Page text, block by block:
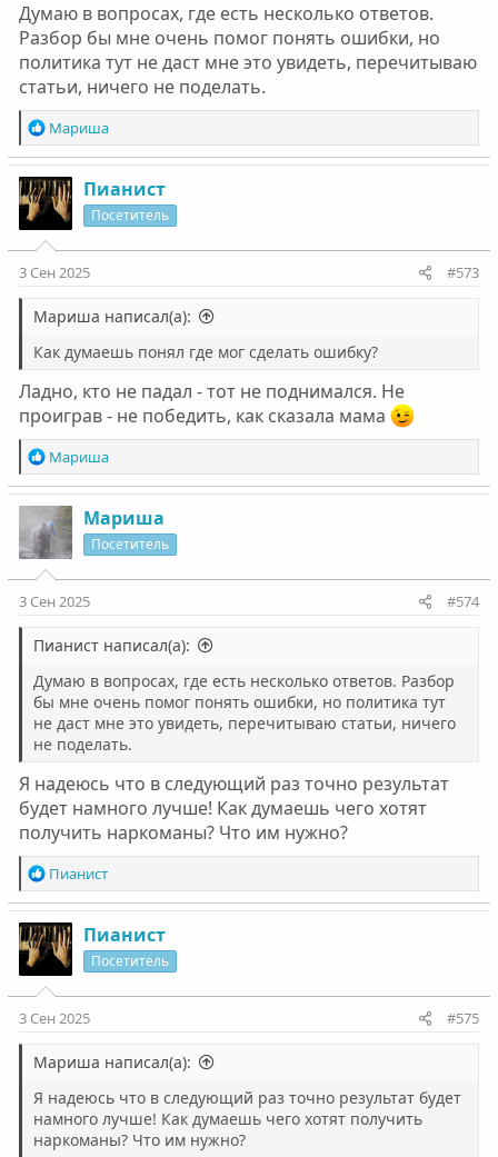
Думаю в вопросах, где есть несколько ответов.
Разбор бы мне очень помог понять ошибки, но
политика тут не даст мне это увидеть, перечитываю
статьи, ничего не поделать.
Р
е
а
к
ц
и
и
:
Мариша
Пианист
Посетитель
3 Сен 2025 #573
Мариша написал(а):
Как думаешь понял где мог сделать ошибку?
Ладно, кто не падал - тот не поднимался. Не
проиграв - не победить, как сказала мама
Р
е
а
ц
и
и
:
Мариша
Мариша
Посетитель
3 Сен 2025 #574
Пианист написал(а):
Думаю в вопросах, где есть несколько ответов. Разбор
бы мне очень помог понять ошибки, но политика тут
не даст мне это увидеть, перечитываю статьи, ничего
не поделать.
Я надеюсь что в следующий раз точно результат
будет намного лучше! Как думаешь чего хотят
получить наркоманы? Что им нужно?
Р
е
а
к
ц
и
и
:
Пианист
Пианист
Посетитель
3 Сен 2025 #575
Мариша написал(а):
Я надеюсь что в следующий раз точно результат будет
намного лучше! Как думаешь чего хотят получить
наркоманы? Что им нужно?